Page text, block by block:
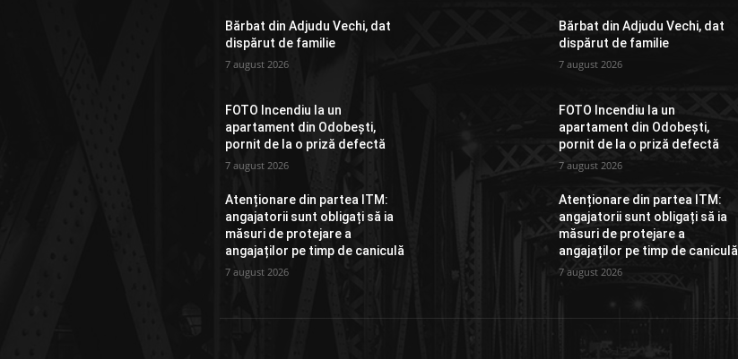
Bărbat din Adjudu Vechi, dat
dispărut de familie
7 august 2026
FOTO Incendiu la un
apartament din Odobești,
pornit de la o priză defectă
7 august 2026
Atenționare din partea ITM:
angajatorii sunt obligați să ia
măsuri de protejare a
angajaților pe timp de caniculă
7 august 2026
Bărbat din Adjudu Vechi, dat
dispărut de familie
7 august 2026
FOTO Incendiu la un
apartament din Odobești,
pornit de la o priză defectă
7 august 2026
Atenționare din partea ITM:
angajatorii sunt obligați să ia
măsuri de protejare a
angajaților pe timp de caniculă
7 august 2026